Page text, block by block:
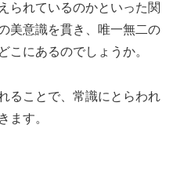
られているのかといった関
美意識を貫き、唯一無二の
こにあるのでしょうか。
ることで、常識にとらわれ
ます。